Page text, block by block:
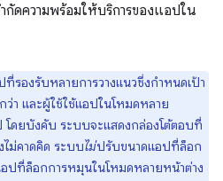
กัดความพร้อมให้บริการของแอปใน
รองรับหลายการวางแนวซึ่งกำหนดเป้า
า และผู้ใช้ใช้แอปในโหมดหลาย
ดยบังคับ ระบบจะแสดงกล่องโต้ตอบที่
ไม่คาดคิด ระบบไม่ปรับขนาดแอปที่ล็อก
ปที่ล็อกการหมุนในโหมดหลายหน้าต่าง